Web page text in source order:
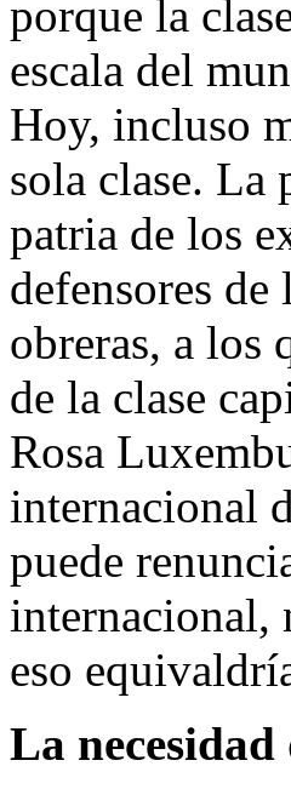
porque la
escala del
Hoy, incluso
sola clase. La
patria de los
defensores
obreras, a los
de la clase
Rosa
internacional
puede
internacional,
eso
La